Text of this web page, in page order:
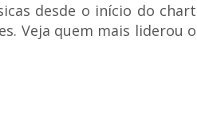
desde o início do chart
Veja quem mais liderou o